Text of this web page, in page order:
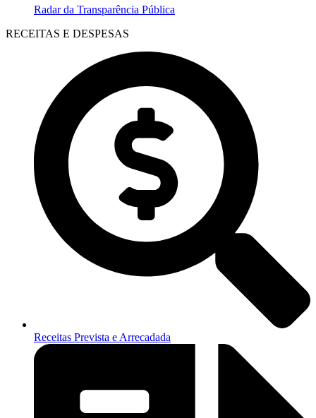
Radar da Transparência Pública
RECEITAS E DESPESAS
Receitas Prevista e Arrecadada